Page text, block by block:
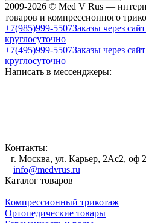
2009-2026 © Med V Rus —
товаров и компрессионного
+7(985)999-5507Заказы через
круглосуточно
+7(495)999-5507Заказы через
круглосуточно
Написать в мессенджеры:
Контакты:
г. Москва, ул. Карьер, 2Ас2, оф
info@medvrus.ru
Каталог товаров
Компрессионный трикотаж
Ортопедические товары